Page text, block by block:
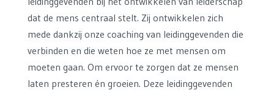
dat de mens centraal stelt. Zij ontwikkelen zich
mede dankzij onze coaching van leidinggevenden die
verbinden en die weten hoe ze met mensen om
moeten gaan. Om ervoor te zorgen dat ze mensen
laten presteren én groeien. Deze leidinggevenden